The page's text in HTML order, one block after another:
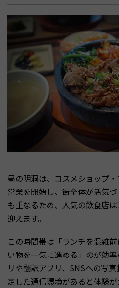
昼の明洞は、コスメショップ
営業を開始し、街全体が活気
も重なるため、人気の飲食店
迎えます。
この時間帯は「ランチを混雑
い物を一気に進める」のが効
リや翻訳アプリ、SNSへの写
定した通信環境があると体験が